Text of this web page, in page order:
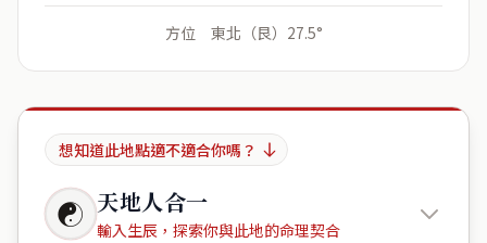
方位 東北（艮）27.5°
想知道此地點適不適合你嗎？
☯ 天地人合一
輸入生辰，探索你與此地的命理契合